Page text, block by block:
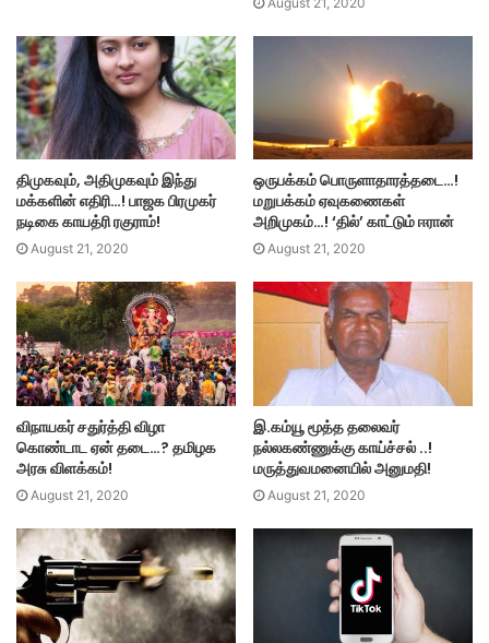
திமுகவும், அதிமுகவும் இந்து
மக்களின் எதிரி…! பாஜக பிரமுகர்
நடிகை காயத்ரி ரகுராம்!
August 21, 2020
ஒருபக்கம் பொருளாதாரத்தடை…!
மறுபக்கம் ஏவுகணைகள்
அறிமுகம்…! ‘தில்’ காட்டும் ஈரான்
August 21, 2020
விநாயகர் சதுர்த்தி விழா
கொண்டாட ஏன் தடை…? தமிழக
அரசு விளக்கம்!
August 21, 2020
இ.கம்யூ மூத்த தலைவர்
நல்லகண்ணுக்கு காய்ச்சல் ..!
மருத்துவமனையில் அனுமதி!
August 21, 2020